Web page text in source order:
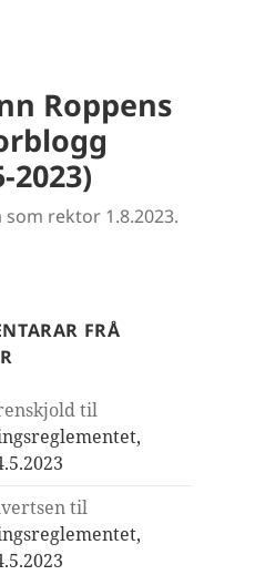
Roppens
2023)
som rektor 1.8.2023.
FRÅ
til
til